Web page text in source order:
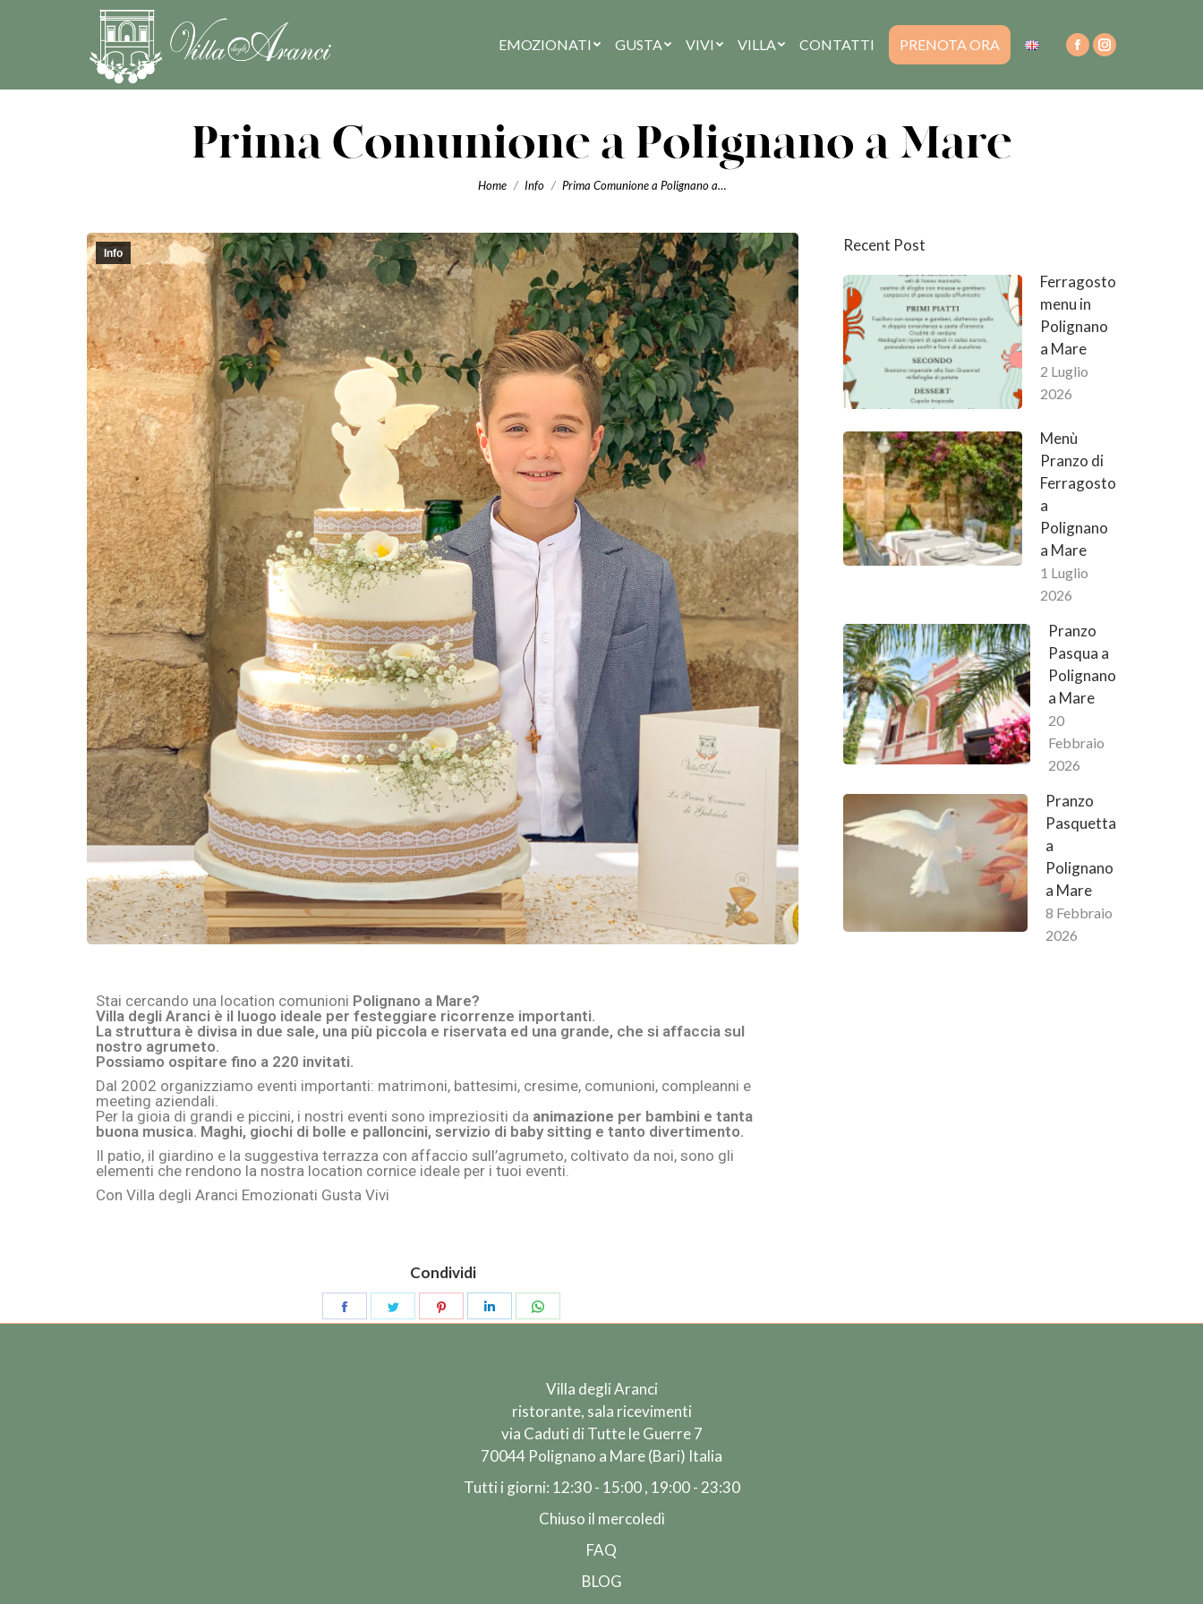
EMOZIONATI GUSTA VIVI VILLA CONTATTI PRENOTA ORA
Prima Comunione a Polignano a Mare
You are here:
Home Info Prima Comunione a Polignano a…
Info
Stai cercando una location comunioni Polignano a Mare?
Villa degli Aranci è il luogo ideale per festeggiare ricorrenze importanti.
La struttura è divisa in due sale, una più piccola e riservata ed una grande, che si affaccia sul
nostro agrumeto.
Possiamo ospitare fino a 220 invitati.
Dal 2002 organizziamo eventi importanti: matrimoni, battesimi, cresime, comunioni, compleanni e
meeting aziendali.
Per la gioia di grandi e piccini, i nostri eventi sono impreziositi da animazione per bambini e tanta
buona musica. Maghi, giochi di bolle e palloncini, servizio di baby sitting e tanto divertimento.
Il patio, il giardino e la suggestiva terrazza con affaccio sull’agrumeto, coltivato da noi, sono gli
elementi che rendono la nostra location cornice ideale per i tuoi eventi.
Con Villa degli Aranci Emozionati Gusta Vivi
Condividi
Recent Post
Ferragosto
menu in
Polignano
a Mare
2 Luglio
2026
Menù
Pranzo di
Ferragosto
a
Polignano
a Mare
1 Luglio
2026
Pranzo
Pasqua a
Polignano
a Mare
20
Febbraio
2026
Pranzo
Pasquetta
a
Polignano
a Mare
8 Febbraio
2026
Villa degli Aranci
ristorante, sala ricevimenti
via Caduti di Tutte le Guerre 7
70044 Polignano a Mare (Bari) Italia
Tutti i giorni: 12:30 - 15:00 , 19:00 - 23:30
Chiuso il mercoledì
FAQ
BLOG